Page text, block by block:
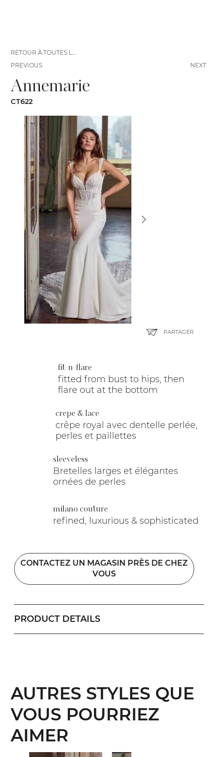
fit-n-flare
fitted from bust to hips, then
flare out at the bottom
crepe & lace
crêpe royal avec dentelle perlée,
perles et paillettes
sleeveless
Bretelles larges et élégantes
ornées de perles
milano couture
refined, luxurious & sophisticated
CONTACTEZ UN MAGASIN PRÈS DE CHEZ
VOUS
Annemarie
CT622
PARTAGER
NEXT
RETOUR À TOUTES LES ROBES
PREVIOUS
PRODUCT DETAILS
AUTRES STYLES QUE
VOUS POURRIEZ
AIMER